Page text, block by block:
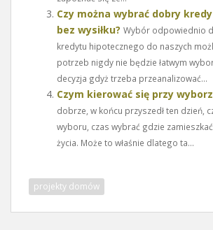
Czy można wybrać dobry
bez wysiłku? Wybór odpowiednio
kredytu hipotecznego do naszych
potrzeb nigdy nie będzie łatwym
decyzja gdyż trzeba przeanalizować...
Czym kierować się przy
dobrze, w końcu przyszedł ten dzień,
wyboru, czas wybrać gdzie
życia. Może to właśnie dlatego ta...
projekty domów